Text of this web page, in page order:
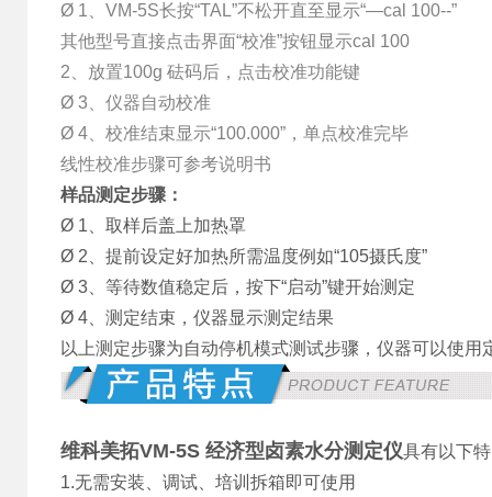
Ø 1、VM-5S长按“TAL”不松开直至显示“—cal 100--”
其他型号直接点击界面“校准”按钮显示cal 100
2、放置100g 砝码后，点击校准功能键
Ø 3、仪器自动校准
Ø 4、校准结束显示“100.000”，单点校准完毕
线性校准步骤可参考说明书
样品测定步骤：
Ø 1、取样后盖上加热罩
Ø 2、提前设定好加热所需温度例如“105摄氏度”
Ø 3、等待数值稳定后，按下“启动”键开始测定
Ø 4、测定结束，仪器显示测定结果
以上测定步骤为自动停机模式测试步骤，仪器可以使
维科美拓VM-5S 经济型卤素水分测定仪具有以下
1.无需安装、调试、培训拆箱即可使用